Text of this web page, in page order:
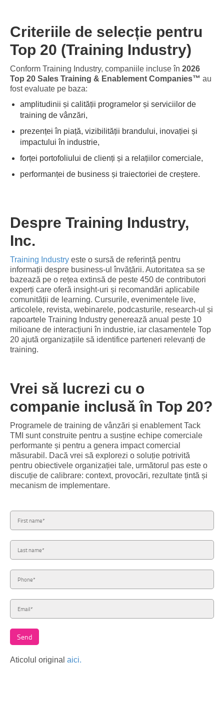
Criteriile de selecție pentru
Top 20 (Training Industry)
Conform Training Industry, companiile incluse în 2026
Top 20 Sales Training & Enablement Companies™ au
fost evaluate pe baza:
amplitudinii și calității programelor și serviciilor de
training de vânzări,
prezenței în piață, vizibilității brandului, inovației și
impactului în industrie,
forței portofoliului de clienți și a relațiilor comerciale,
performanței de business și traiectoriei de creștere.
Despre Training Industry,
Inc.
Training Industry este o sursă de referință pentru
informații despre business-ul învățării. Autoritatea sa se
bazează pe o rețea extinsă de peste 450 de contributori
experți care oferă insight-uri și recomandări aplicabile
comunității de learning. Cursurile, evenimentele live,
articolele, revista, webinarele, podcasturile, research-ul și
rapoartele Training Industry generează anual peste 10
milioane de interacțiuni în industrie, iar clasamentele Top
20 ajută organizațiile să identifice parteneri relevanți de
training.
Vrei să lucrezi cu o
companie inclusă în Top 20?
Programele de training de vânzări și enablement Tack
TMI sunt construite pentru a susține echipe comerciale
performante și pentru a genera impact comercial
măsurabil. Dacă vrei să explorezi o soluție potrivită
pentru obiectivele organizației tale, următorul pas este o
discuție de calibrare: context, provocări, rezultate țintă și
mecanism de implementare.
Aticolul original aici.